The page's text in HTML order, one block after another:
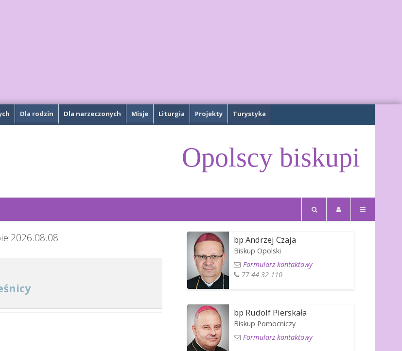
Dla rodzin Dla narzeczonych Misje Liturgia Projekty Turystyka
Opolscy biskupi
2026.08.08 bp Andrzej Czaja
Biskup Opolski
Formularz kontaktowy
77 44 32 110
bp Rudolf Pierskała
Biskup Pomocniczy
Formularz kontaktowy